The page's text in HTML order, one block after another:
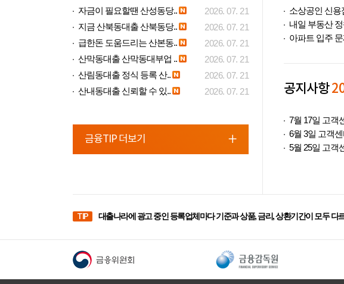
자금이 필요할땐 산성동당..
2026. 07. 21
지금 산북동대출 산북동당..
2026. 07. 21
급한돈 도움드리는 산본동..
2026. 07. 21
산막동대출 산막동대부업 ..
2026. 07. 21
산림동대출 정식 등록 산..
2026. 07. 21
산내동대출 신뢰할 수 있..
2026. 07. 21
금융TIP 더보기
내일 부동산
공지사항
7월 17일 고객
6월 3일 고객
5월 25일 고객
TIP 대출나라에 광고 중인 등록업체마다 기준과 상품, 금리, 상환기간이 모두